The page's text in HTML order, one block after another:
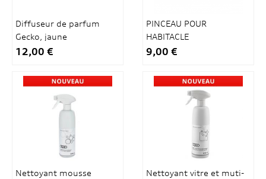
Diffuseur de parfum
Gecko, jaune
12,00 €
PINCEAU POUR
HABITACLE
9,00 €
Nettoyant mousse
Nettoyant vitre et muti-